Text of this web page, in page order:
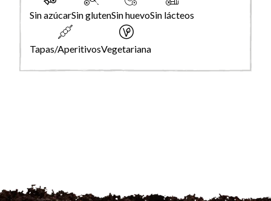
Sin azúcarSin glutenSin huevoSin lácteos
Tapas/AperitivosVegetariana